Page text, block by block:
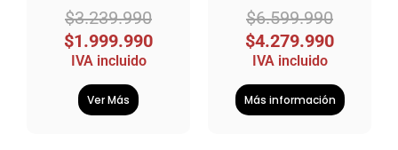
$3.239.990
$1.999.990
IVA incluido
Ver Más
$6.599.990
$4.279.990
IVA incluido
Más información